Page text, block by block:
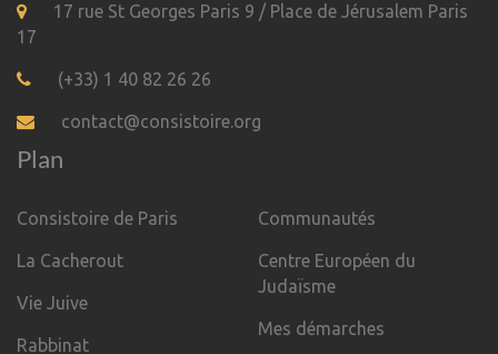
17 rue St Georges Paris 9 / Place de Jérusalem Paris
17
(+33) 1 40 82 26 26
contact@consistoire.org
Plan
Consistoire de Paris
La Cacherout
Vie Juive
Rabbinat
Communautés
Centre Européen du
Judaïsme
Mes démarches